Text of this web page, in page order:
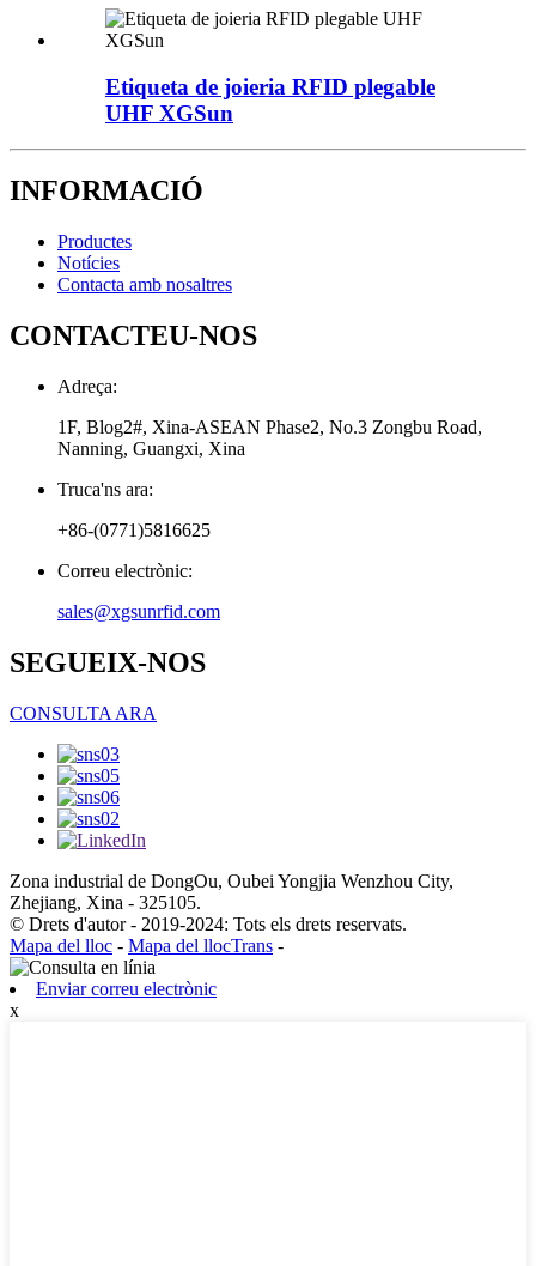
Etiqueta de joieria RFID plegable
UHF XGSun
INFORMACIÓ
Productes
Notícies
Contacta amb nosaltres
CONTACTEU-NOS
Adreça:
1F, Blog2#, Xina-ASEAN Phase2, No.3 Zongbu Road,
Nanning, Guangxi, Xina
Truca'ns ara:
+86-(0771)5816625
Correu electrònic:
sales@xgsunrfid.com
SEGUEIX-NOS
CONSULTA ARA
Zona industrial de DongOu, Oubei Yongjia Wenzhou City,
Zhejiang, Xina - 325105.
© Drets d'autor - 2019-2024: Tots els drets reservats.
Mapa del lloc - Mapa del llocTrans -
Enviar correu electrònic
x